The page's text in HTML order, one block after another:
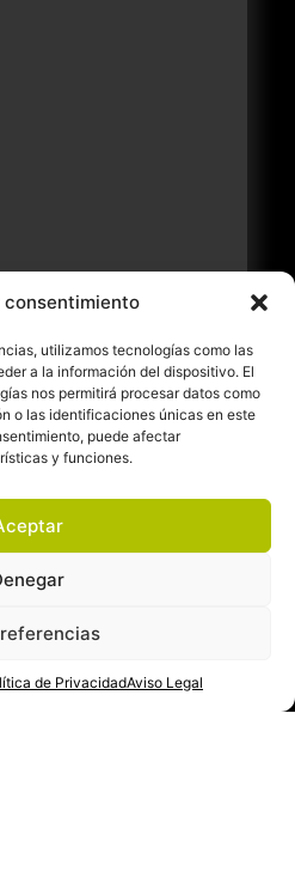
consentimiento
utilizamos tecnologías como las
a la información del dispositivo. El
nos permitirá procesar datos como
o las identificaciones únicas en este
puede afectar
y funciones.
de PrivacidadAviso Legal